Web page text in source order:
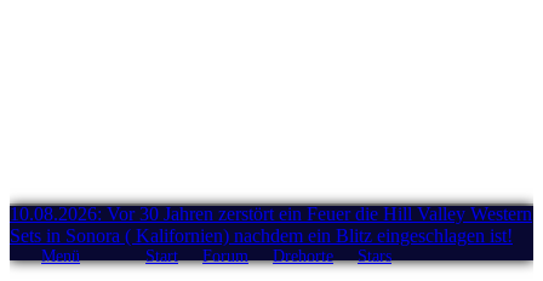
10.08.2026: Vor 30 Jahren zerstört ein Feuer die Hill Valley Western
Sets in Sonora ( Kalifornien) nachdem ein Blitz eingeschlagen ist!
Menü Start Forum Drehorte Stars